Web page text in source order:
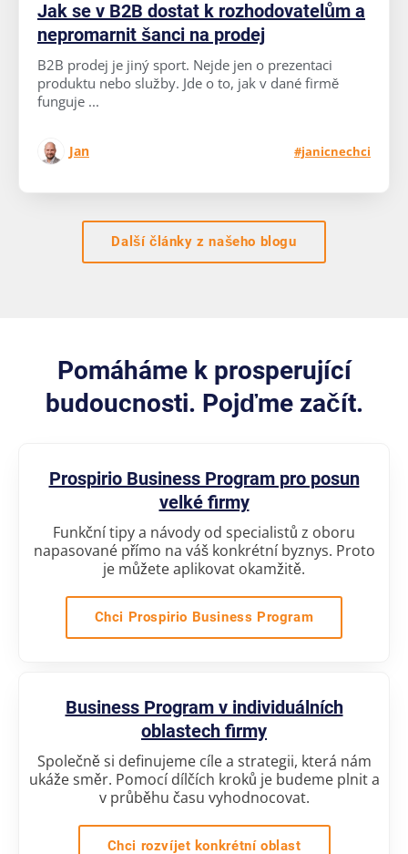
Jak se v B2B dostat k rozhodovatelům a
nepromarnit šanci na prodej
B2B prodej je jiný sport. Nejde jen o prezentaci
produktu nebo služby. Jde o to, jak v dané firmě
funguje ...
Jan #janicnechci
Další články z našeho blogu
Pomáháme k prosperující
budoucnosti. Pojďme začít.
Prospirio Business Program pro posun
velké firmy
Funkční tipy a návody od specialistů z oboru
napasované přímo na váš konkrétní byznys. Proto
je můžete aplikovat okamžitě.
Chci Prospirio Business Program
Business Program v individuálních
oblastech firmy
Společně si definujeme cíle a strategii, která nám
ukáže směr. Pomocí dílčích kroků je budeme plnit a
v průběhu času vyhodnocovat.
Chci rozvíjet konkrétní oblast